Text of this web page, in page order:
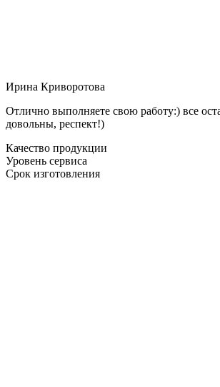
Ирина Криворотова
Отлично выполняете свою работу:) все
довольны, респект!)
Качество продукции
Уровень сервиса
Срок изготовления